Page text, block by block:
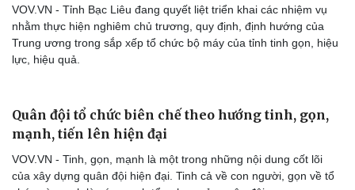
VOV.VN - Tỉnh Bạc Liêu đang quyết liệt triển khai các nhiệm vụ
nhằm thực hiện nghiêm chủ trương, quy định, định hướng của
Trung ương trong sắp xếp tổ chức bộ máy của tỉnh tinh gọn, hiệu
lực, hiệu quả.
Quân đội tổ chức biên chế theo hướng tinh, gọn,
mạnh, tiến lên hiện đại
VOV.VN - Tinh, gọn, mạnh là một trong những nội dung cốt lõi
của xây dựng quân đội hiện đại. Tinh cả về con người, gọn về tổ